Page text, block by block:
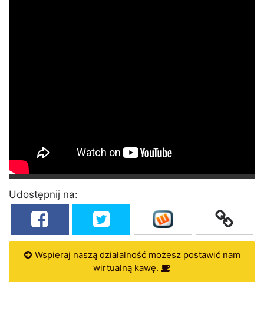
Udostępnij na:
Wspieraj naszą działalność możesz postawić nam
wirtualną kawę.